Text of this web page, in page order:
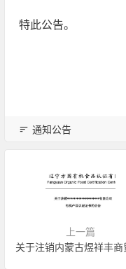
特此公告。
辽宁方园有
2023年
通知公告
上一篇